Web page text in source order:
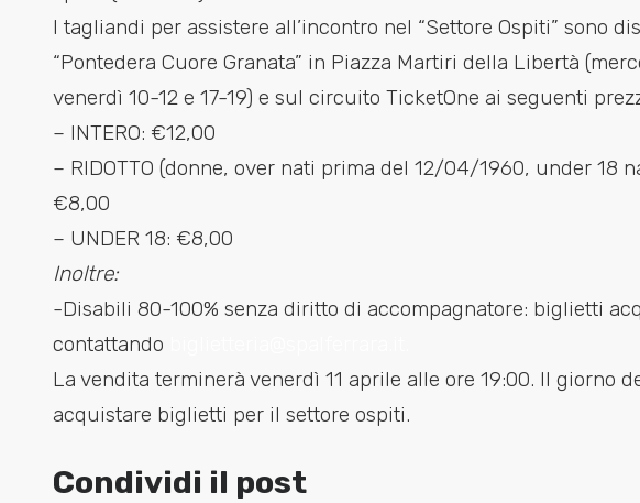
I tagliandi per assistere all’incontro nel “Settore Ospiti” sono
“Pontedera Cuore Granata” in Piazza Martiri della Libertà
venerdì 10-12 e 17-19) e sul circuito TicketOne ai seguenti
– INTERO: €12,00
– RIDOTTO (donne, over nati prima del 12/04/1960, under 18
€8,00
– UNDER 18: €8,00
Inoltre:
-Disabili 80-100% senza diritto di accompagnatore: biglietti
contattando
La vendita terminerà venerdì 11 aprile alle ore 19:00. Il giorno
acquistare biglietti per il settore ospiti.
Condividi il post